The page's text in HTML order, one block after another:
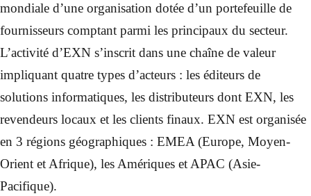
mondiale d’une organisation dotée d’un portefeuille de
fournisseurs comptant parmi les principaux du secteur.
L’activité d’EXN s’inscrit dans une chaîne de valeur
impliquant quatre types d’acteurs : les éditeurs de
solutions informatiques, les distributeurs dont EXN, les
revendeurs locaux et les clients finaux. EXN est organisée
en 3 régions géographiques : EMEA (Europe, Moyen-
Orient et Afrique), les Amériques et APAC (Asie-
Pacifique).